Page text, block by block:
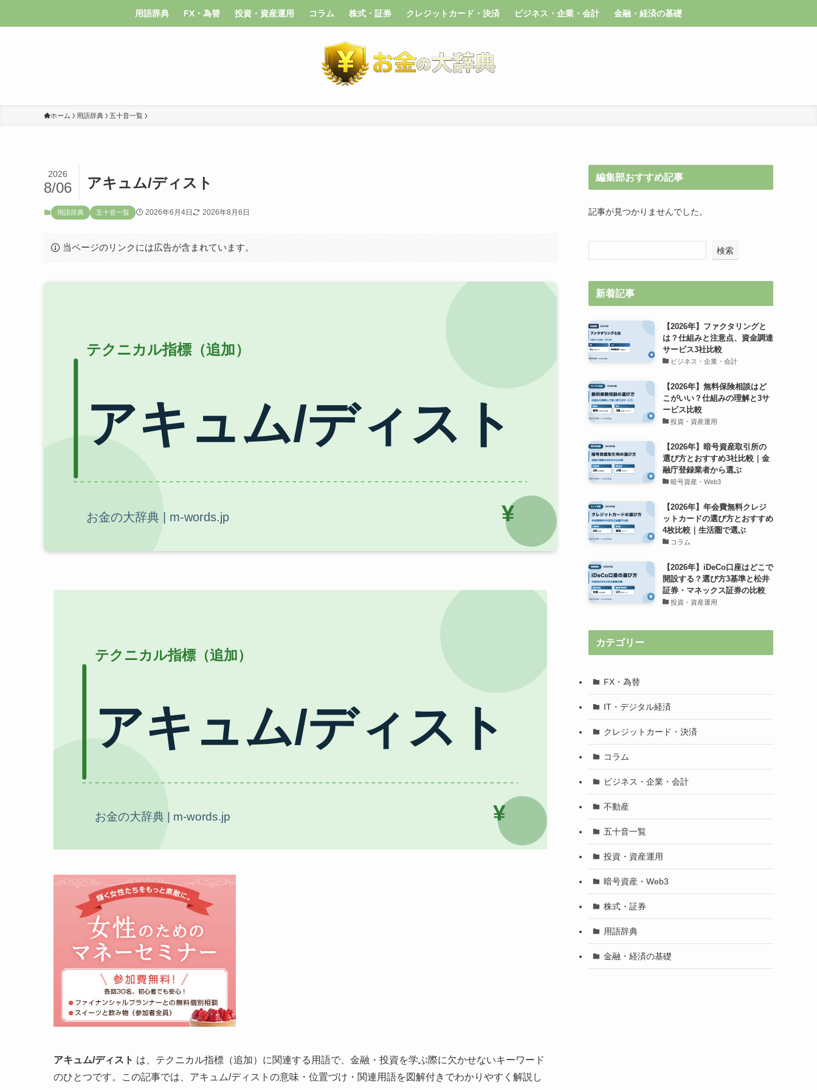
用語辞典 FX・為替 投資・資産運用 コラム 株式・証券 クレジットカード・決済 ビジネス・企業・会計 金融・経済の基礎
ホーム 用語辞典 五十音一覧
アキュム/ディスト
2026
8/06
用語辞典 五十音一覧 2026年6月4日 2026年8月6日
当ページのリンクには広告が含まれています。
アキュム/ディスト は、テクニカル指標（追加）に関連する用語で、金融・投資を学ぶ際に欠かせないキーワード
のひとつです。この記事では、アキュム/ディストの意味・位置づけ・関連用語を図解付きでわかりやすく解説し
編集部おすすめ記事
記事が見つかりませんでした。
検索
新着記事
【2026年】ファクタリングと
は？仕組みと注意点、資金調達
サービス3社比較
ビジネス・企業・会計
【2026年】無料保険相談はど
こがいい？仕組みの理解と3サ
ービス比較
投資・資産運用
【2026年】暗号資産取引所の
選び方とおすすめ3社比較｜金
融庁登録業者から選ぶ
暗号資産・Web3
【2026年】年会費無料クレジ
ットカードの選び方とおすすめ
4枚比較｜生活圏で選ぶ
コラム
【2026年】iDeCo口座はどこで
開設する？選び方3基準と松井
証券・マネックス証券の比較
投資・資産運用
カテゴリー
FX・為替
IT・デジタル経済
クレジットカード・決済
コラム
ビジネス・企業・会計
不動産
五十音一覧
投資・資産運用
暗号資産・Web3
株式・証券
用語辞典
金融・経済の基礎